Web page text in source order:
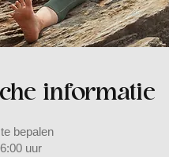
informatie
bepalen
uur